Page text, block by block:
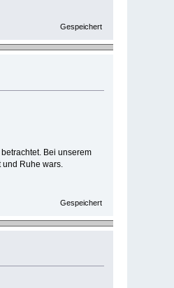
Gespeichert
Bei unserem
und Ruhe wars.
Gespeichert